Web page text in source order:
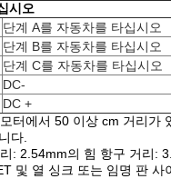
시오
단계 A를 자동차를 타십시오
단계 B를 자동차를 타십시오
단계 C를 자동차를 타십시오
DC-
DC +
터에서 50 이상 cm 거리가
다.
: 2.54mm의 힘 항구 거리:
및 열 싱크 또는 임명 판 사